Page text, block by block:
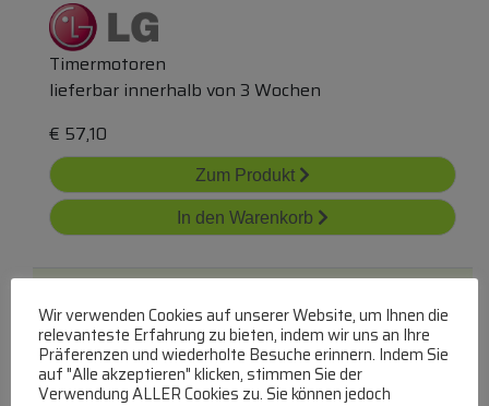
Timermotoren
lieferbar innerhalb von 3 Wochen
€ 57,10
Zum Produkt
In den Warenkorb
Wir verwenden Cookies auf unserer Website, um Ihnen die
relevanteste Erfahrung zu bieten, indem wir uns an Ihre
Präferenzen und wiederholte Besuche erinnern. Indem Sie
auf "Alle akzeptieren" klicken, stimmen Sie der
Verwendung ALLER Cookies zu. Sie können jedoch